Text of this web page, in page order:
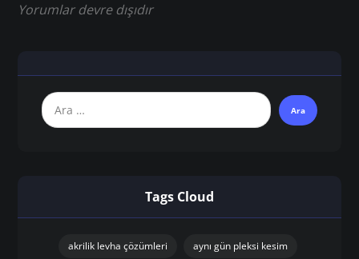
Yorumlar devre dışıdır
Tags Cloud
akrilik levha çözümleri aynı gün pleksi kesim